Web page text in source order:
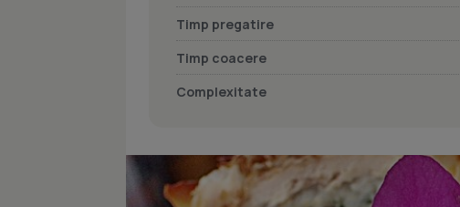
Timp pregatire
Timp coacere
Complexitate